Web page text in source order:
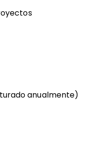
anualmente)